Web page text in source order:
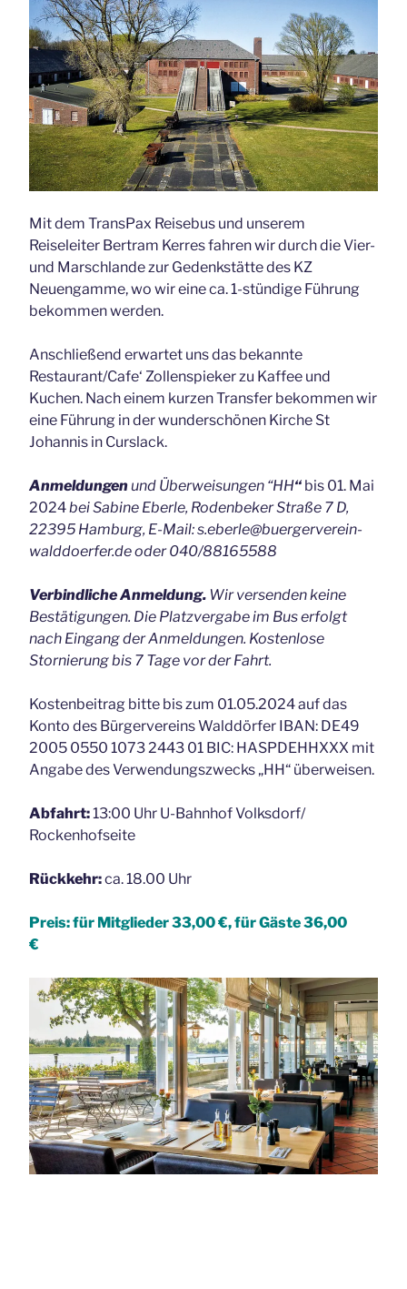
Mit dem TransPax Reisebus und unserem
Reiseleiter Bertram Kerres fahren wir durch die Vier-
und Marschlande zur Gedenkstätte des KZ
Neuengamme, wo wir eine ca. 1-stündige Führung
bekommen werden.
Anschließend erwartet uns das bekannte
Restaurant/Cafe‘ Zollenspieker zu Kaffee und
Kuchen. Nach einem kurzen Transfer bekommen wir
eine Führung in der wunderschönen Kirche St
Johannis in Curslack.
Anmeldungenund Überweisungen “HH“ bis 01. Mai
2024bei Sabine Eberle, Rodenbeker Straße 7 D,
22395 Hamburg, E-Mail: s.eberle@buergerverein-
walddoerfer.de oder 040/88165588
Verbindliche Anmeldung. Wir versenden keine
Bestätigungen. Die Platzvergabe im Bus erfolgt
nach Eingang der Anmeldungen. Kostenlose
Stornierung bis 7 Tage vor der Fahrt.
Kostenbeitrag bitte bis zum 01.05.2024 auf das
Konto des Bürgervereins Walddörfer IBAN: DE49
2005 0550 1073 2443 01 BIC: HASPDEHHXXX mit
Angabe des Verwendungszwecks „HH“ überweisen.
Abfahrt:13:00 Uhr U-Bahnhof Volksdorf/
Rockenhofseite
Rückkehr:ca. 18.00 Uhr
Preis: für Mitglieder 33,00 €, für Gäste 36,00
€